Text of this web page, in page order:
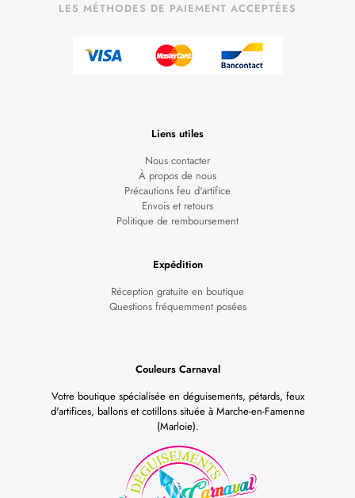
LES MÉTHODES DE PAIEMENT ACCEPTÉES
Liens utiles
Nous contacter
À propos de nous
Précautions feu d'artifice
Envois et retours
Politique de remboursement
Expédition
Réception gratuite en boutique
Questions fréquemment posées
Couleurs Carnaval
Votre boutique spécialisée en déguisements, pétards, feux
d'artifices, ballons et cotillons située à Marche-en-Famenne
(Marloie).